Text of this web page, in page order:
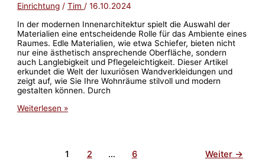
Einrichtung /Tim /16.10.2024
In der modernen Innenarchitektur spielt die Auswahl der
Materialien eine entscheidende Rolle für das Ambiente eines
Raumes. Edle Materialien, wie etwa Schiefer, bieten nicht
nur eine ästhetisch ansprechende Oberfläche, sondern
auch Langlebigkeit und Pflegeleichtigkeit. Dieser Artikel
erkundet die Welt der luxuriösen Wandverkleidungen und
zeigt auf, wie Sie Ihre Wohnräume stilvoll und modern
gestalten können. Durch
Ein
Weiterlesen »
1 2 … 6 Weiter →